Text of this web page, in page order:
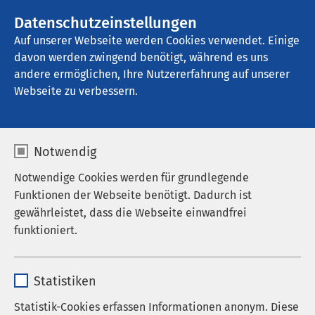
Datenschutzeinstellungen
Auf unserer Webseite werden Cookies verwendet. Einige
davon werden zwingend benötigt, während es uns
andere ermöglichen, Ihre Nutzererfahrung auf unserer
Webseite zu verbessern.
Notwendig
Notwendige Cookies werden für grundlegende
Funktionen der Webseite benötigt. Dadurch ist
gewährleistet, dass die Webseite einwandfrei
funktioniert.
Anbieter sgalinski
Statistiken
Statistik-Cookies erfassen Informationen anonym. Diese
AMEOS Pflege Möllni Test